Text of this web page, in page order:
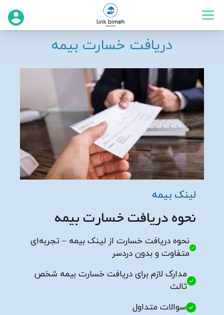
دریافت خسارت بیمه
لینک بیمه
نحوه دریافت خسارت بیمه
نحوه دریافت خسارت از لینک بیمه – تجربه‌ای
متفاوت و بدون دردسر
مدارک لازم برای دریافت خسارت بیمه شخص
ثالث
سوالات متداول